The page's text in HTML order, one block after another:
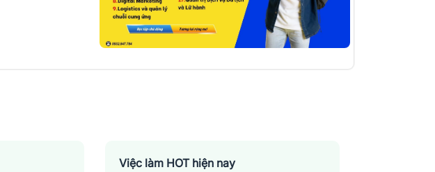
Việc làm HOT hiện nay